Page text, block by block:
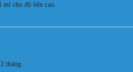
cho độ bền cao.
tháng.